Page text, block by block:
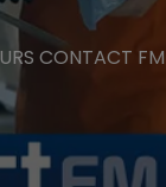
CONTACT FM